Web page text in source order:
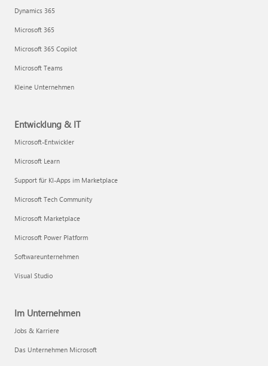
Dynamics 365
Microsoft 365
Microsoft 365 Copilot
Microsoft Teams
Kleine Unternehmen
Entwicklung & IT
Microsoft-Entwickler
Microsoft Learn
Support für KI-Apps im Marketplace
Microsoft Tech Community
Microsoft Marketplace
Microsoft Power Platform
Softwareunternehmen
Visual Studio
Im Unternehmen
Jobs & Karriere
Das Unternehmen Microsoft